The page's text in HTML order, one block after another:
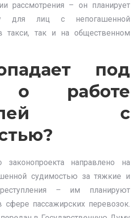
рассмотрения – он планирует
для лиц с непогашенной
такси, так и на общественном
под
о работе
с
законопроекта направлено на
судимостью за тяжкие и
– им планируют
сфере пассажирских перевозок.